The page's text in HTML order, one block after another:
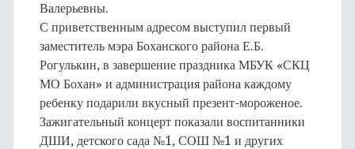
Валерьевны.
С приветственным адресом выступил первый
заместитель мэра Боханского района Е.Б.
Рогулькин, в завершение праздника МБУК «СКЦ
МО Бохан» и администрация района каждому
ребенку подарили вкусный презент-мороженое.
Зажигательный концерт показали воспитанники
ДШИ, детского сада №1, СОШ №1 и других